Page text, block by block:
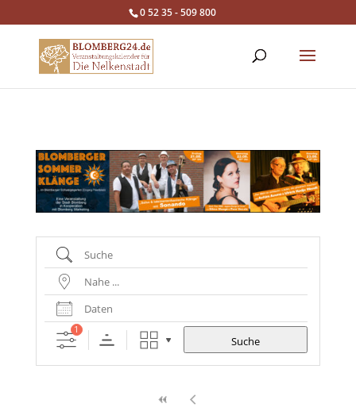
0 52 35 - 509 800
Suche
Nahe
...
Daten
1
Suche